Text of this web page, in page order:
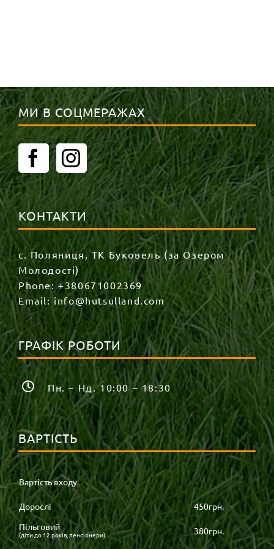
МИ В СОЦМЕРАЖАХ
КОНТАКТИ
с. Поляниця, ТК Буковель (за Озером
Молодості)
Phone:+380671002369
Email: info@hutsulland.com
ГРАФІК РОБОТИ
Пн. – Нд. 10:00 – 18:30
ВАРТІСТЬ
Вартість входу
Дорослі
450грн.
Пільговий
(діти до 12 років, пенсіонери) 380грн.